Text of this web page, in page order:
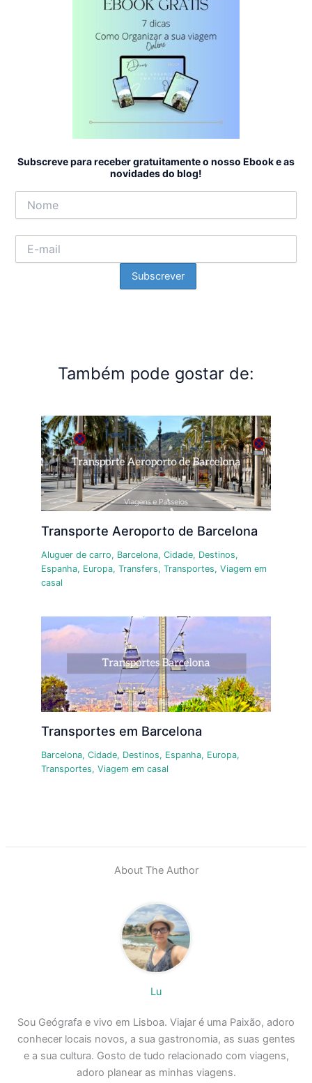
Subscreve para receber gratuitamente o nosso Ebook e as
novidades do blog!
Também pode gostar de:
Transporte Aeroporto de Barcelona
Aluguer de carro, Barcelona, Cidade, Destinos,
Espanha, Europa, Transfers, Transportes, Viagem em
casal
Transportes em Barcelona
Barcelona, Cidade, Destinos, Espanha, Europa,
Transportes, Viagem em casal
About The Author
Lu
Sou Geógrafa e vivo em Lisboa. Viajar é uma Paixão, adoro
conhecer locais novos, a sua gastronomia, as suas gentes
e a sua cultura. Gosto de tudo relacionado com viagens,
adoro planear as minhas viagens.